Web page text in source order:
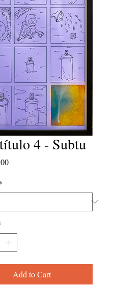
4 - Subtu
Price
*
Add to Cart